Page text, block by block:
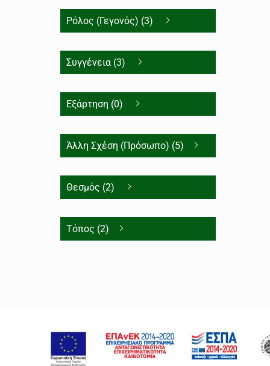
Ρόλος (Γεγονός) (3)
Συγγένεια (3)
Εξάρτηση (0)
Άλλη Σχέση (Πρόσωπο) (5)
Θεσμός (2)
Τόπος (2)